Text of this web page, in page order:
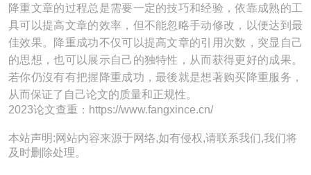
降重文章的过程总是需要一定的技巧和经验，依靠成熟的工
具可以提高文章的效率，但不能忽略手动修改，以便达到最
佳效果。降重成功不仅可以提高文章的引用次数，突显自己
的思想，也可以展示自己的独特性，从而获得更好的成果。
若你仍沒有有把握降重成功，最後就是想著购买降重服务，
从而保证了自己论文的质量和正规性。
2023论文查重：https://www.fangxince.cn/
本站声明:网站内容来源于网络,如有侵权,请联系我们,我们将
及时删除处理。